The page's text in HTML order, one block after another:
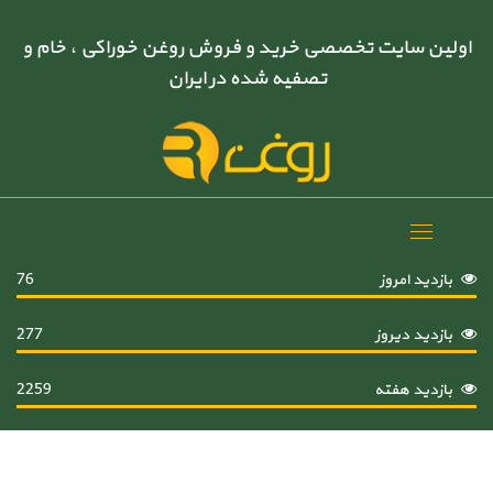
اولین سایت تخصصی خرید و فروش روغن خوراکی ، خام و
تصفیه شده در ایران
Toggle
بازدید امروز
76
بازدید دیروز 277
بازدید هفته 2259